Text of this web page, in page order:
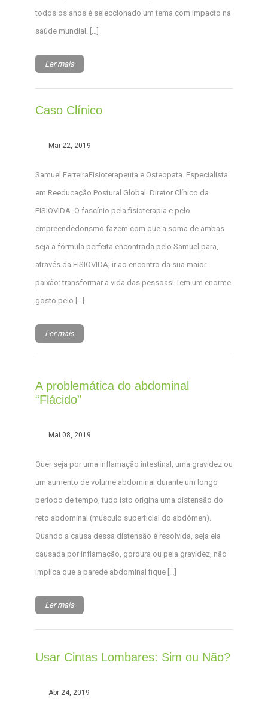
todos os anos é seleccionado um tema com impacto na
saúde mundial. […]
Ler mais
Caso Clínico
Mai 22, 2019
Samuel FerreiraFisioterapeuta e Osteopata. Especialista
em Reeducação Postural Global. Diretor Clínico da
FISIOVIDA. O fascínio pela fisioterapia e pelo
empreendedorismo fazem com que a soma de ambas
seja a fórmula perfeita encontrada pelo Samuel para,
através da FISIOVIDA, ir ao encontro da sua maior
paixão: transformar a vida das pessoas! Tem um enorme
gosto pelo […]
Ler mais
A problemática do abdominal
“Flácido”
Mai 08, 2019
Quer seja por uma inflamação intestinal, uma gravidez ou
um aumento de volume abdominal durante um longo
período de tempo, tudo isto origina uma distensão do
reto abdominal (músculo superficial do abdómen).
Quando a causa dessa distensão é resolvida, seja ela
causada por inflamação, gordura ou pela gravidez, não
implica que a parede abdominal fique […]
Ler mais
Usar Cintas Lombares: Sim ou Não?
Abr 24, 2019